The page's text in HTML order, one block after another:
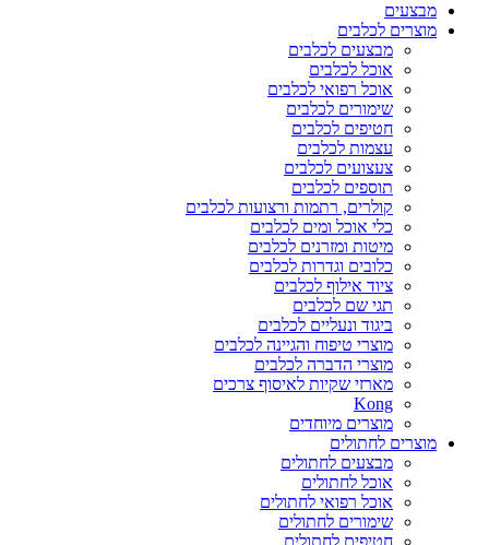
מבצעים
מוצרים לכלבים
מבצעים לכלבים
אוכל לכלבים
אוכל רפואי לכלבים
שימורים לכלבים
חטיפים לכלבים
עצמות לכלבים
צעצועים לכלבים
תוספים לכלבים
קולרים, רתמות ורצועות לכלבים
כלי אוכל ומים לכלבים
מיטות ומזרנים לכלבים
כלובים וגדרות לכלבים
ציוד אילוף לכלבים
תגי שם לכלבים
ביגוד ונעליים לכלבים
מוצרי טיפוח והגיינה לכלבים
מוצרי הדברה לכלבים
מארזי שקיות לאיסוף צרכים
Kong
מוצרים מיוחדים
מוצרים לחתולים
מבצעים לחתולים
אוכל לחתולים
אוכל רפואי לחתולים
שימורים לחתולים